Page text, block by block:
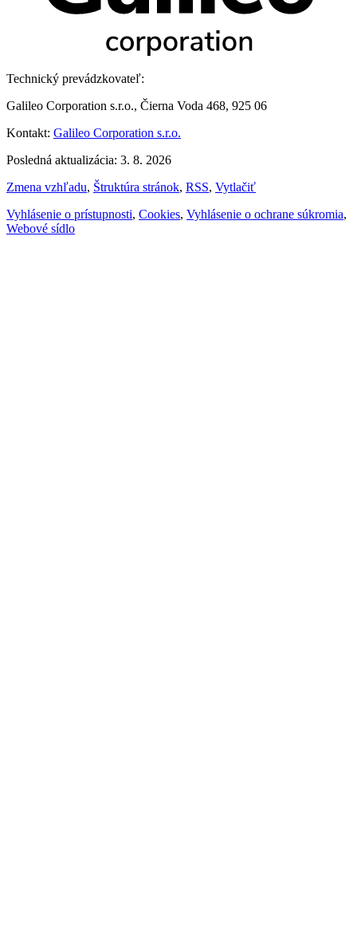
Technický prevádzkovateľ:
Galileo Corporation s.r.o., Čierna Voda 468, 925 06
Kontakt: Galileo Corporation s.r.o.
Posledná aktualizácia: 3. 8. 2026
Zmena vzhľadu, Štruktúra stránok, RSS, Vytlačiť
Vyhlásenie o prístupnosti, Cookies, Vyhlásenie o ochrane súkromia,
Webové sídlo